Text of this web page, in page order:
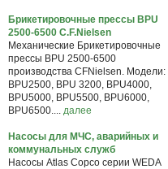
Брикетировочные прессы BPU
2500-6500 C.F.Nielsen
Механические Брикетировочные
прессы BPU 2500-6500
производства CFNielsen. Модели:
BPU2500, BPU 3200, BPU4000,
BPU5000, BPU5500, BPU6000,
BPU6500.... далее
Насосы для МЧС, аварийных и
коммунальных служб
Насосы Atlas Copco серии WEDA